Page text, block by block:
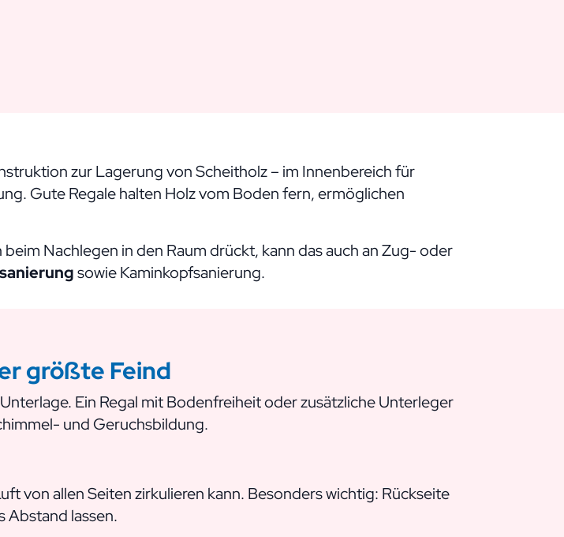
zur Lagerung von Scheitholz – im Innenbereich für
Gute Regale halten Holz vom Boden fern, ermöglichen
Nachlegen in den Raum drückt, kann das auch an Zug- oder
sowieKaminkopfsanierung.
größte Feind
Ein Regal mit Bodenfreiheit oder zusätzliche Unterleger
und Geruchsbildung.
von allen Seiten zirkulieren kann. Besonders wichtig: Rückseite
Abstand lassen.